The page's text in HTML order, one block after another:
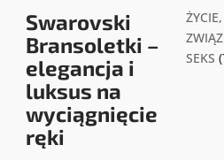
Swarovski
Bransoletki –
elegancja i
luksus na
wyciągnięcie
ręki
ŻYCIE,
SEKS